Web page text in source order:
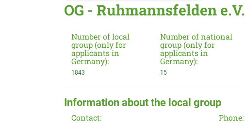
OG - Ruhmannsfelden e.V.
Number of local
group (only for
applicants in
Germany):
1843
Number of national
group (only for
applicants in
Germany):
15
Information about the local group
Contact:
Phone: